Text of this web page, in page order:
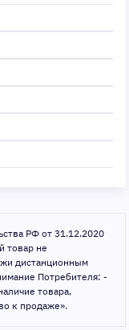
РФ от 31.12.2020
товар не
дистанционным
Потребителя: -
товара,
к продаже».